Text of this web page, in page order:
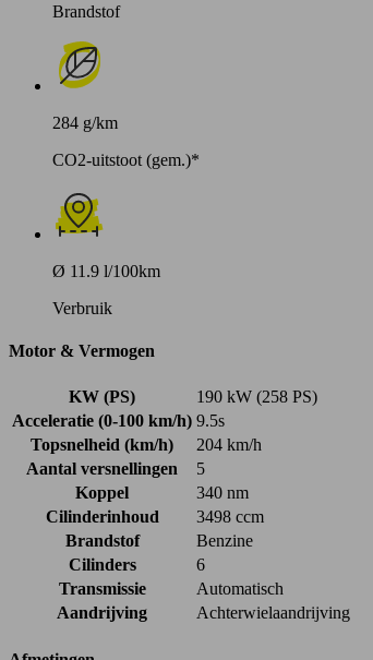
Brandstof
284 g/km
CO2-uitstoot (gem.)*
Ø 11.9 l/100km
Verbruik
Motor & Vermogen
KW (PS)
190 kW (258 PS)
Acceleratie (0-100 km/h) 9.5s
Topsnelheid (km/h)
204 km/h
Aantal versnellingen
5
Koppel
340 nm
Cilinderinhoud
3498 ccm
Brandstof
Benzine
Cilinders
6
Transmissie
Automatisch
Aandrijving
Achterwielaandrijving